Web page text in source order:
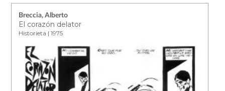
Breccia, Alberto
El corazón delator
Historieta | 1975